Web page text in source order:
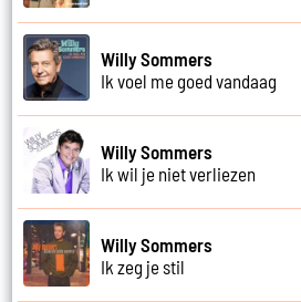
Willy Sommers
Ik voel me goed vandaag
Willy Sommers
Ik wil je niet verliezen
Willy Sommers
Ik zeg je stil